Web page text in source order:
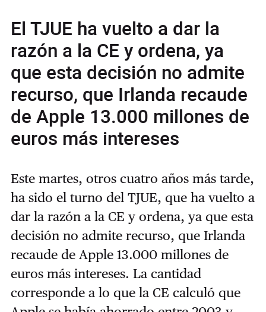
El TJUE ha vuelto a dar la
razón a la CE y ordena, ya
que esta decisión no admite
recurso, que Irlanda recaude
de Apple 13.000 millones de
euros más intereses
Este martes, otros cuatro años más tarde,
ha sido el turno del TJUE, que ha vuelto a
dar la razón a la CE y ordena, ya que esta
decisión no admite recurso, que Irlanda
recaude de Apple 13.000 millones de
euros más intereses. La cantidad
corresponde a lo que la CE calculó que